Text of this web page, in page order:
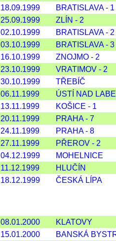
18.09.1999
BRATISLAVA - 1
25.09.1999
ZLÍN - 2
02.10.1999
BRATISLAVA - 2
03.10.1999
BRATISLAVA - 3
16.10.1999
ZNOJMO - 2
23.10.1999
VRATIMOV - 2
30.10.1999
TŘEBÍČ
06.11.1999
ÚSTÍ NAD
13.11.1999
KOŠICE - 1
20.11.1999
PRAHA - 7
24.11.1999
PRAHA - 8
27.11.1999
PŘEROV - 2
04.12.1999
MOHELNICE
11.12.1999
HLUČÍN
18.12.1999 ČESKÁ LÍPA
08.01.2000
KLATOVY
15.01.2000 BANSKÁ